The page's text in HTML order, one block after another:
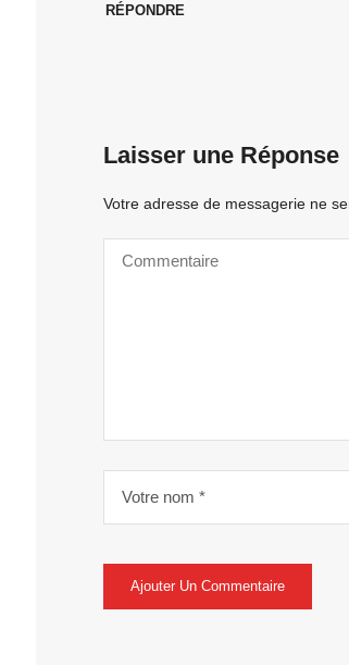
RÉPONDRE
Laisser une Réponse
Votre adresse de messagerie ne